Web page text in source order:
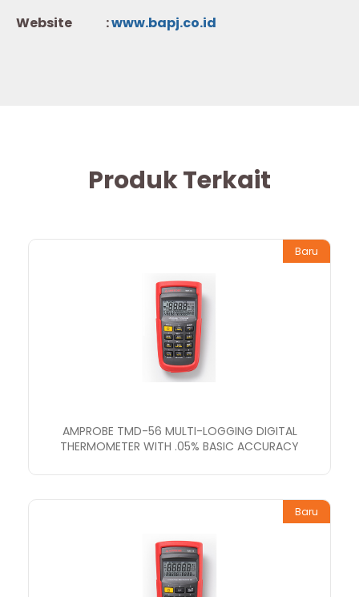
Website :www.bapj.co.id
Produk Terkait
Baru
AMPROBE TMD-56 MULTI-LOGGING DIGITAL
THERMOMETER WITH .05% BASIC ACCURACY
Baru